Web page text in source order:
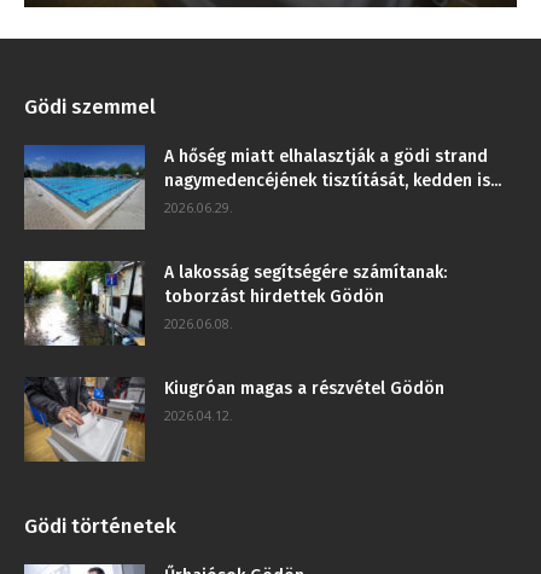
Gödi szemmel
A hőség miatt elhalasztják a gödi strand
nagymedencéjének tisztítását, kedden is...
2026.06.29.
A lakosság segítségére számítanak:
toborzást hirdettek Gödön
2026.06.08.
Kiugróan magas a részvétel Gödön
2026.04.12.
Gödi történetek